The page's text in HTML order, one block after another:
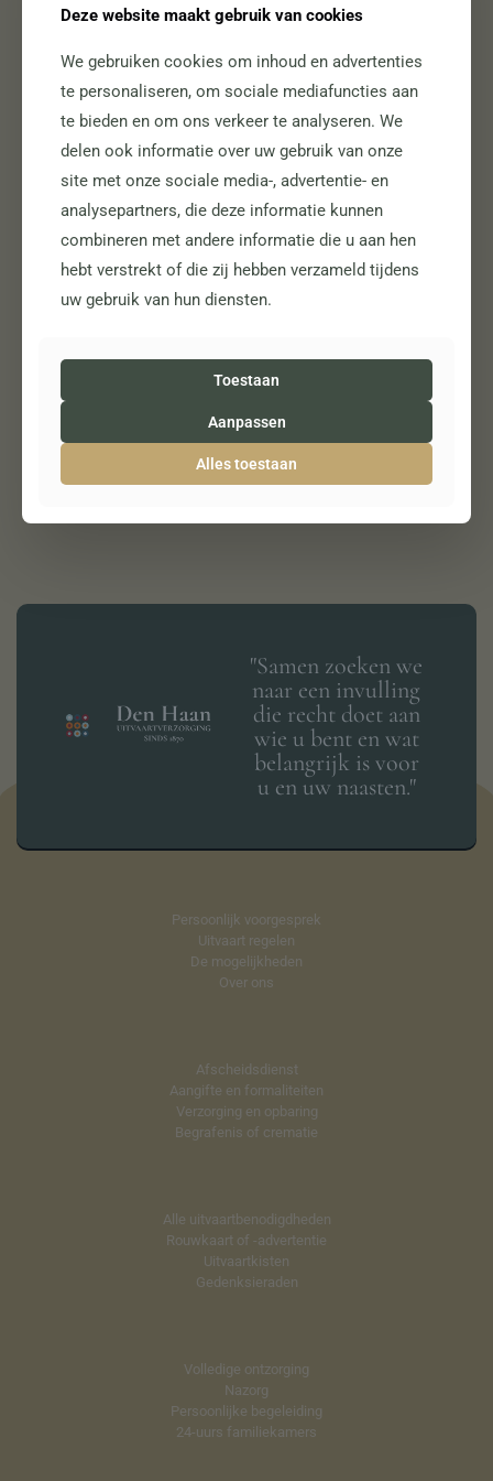
Verstrooien op een dierbare plek.
tastbare herinneringen.
Uw wensen bespreken
Heeft u al nagedacht over uw eigen afscheid? Het kan een
wat belangrijk is voor u en uw naasten.
Maak een afspraak voor een
kennismakingsgesprek
"Samen zoeken we
naar een invulling
die recht doet aan
wie u bent en wat
belangrijk is voor
u en uw naasten."
Persoonlijk voorgesprek
Uitvaart regelen
De mogelijkheden
Over ons
Afscheidsdienst
Aangifte en formaliteiten
Verzorging en opbaring
Begrafenis of crematie
Alle uitvaartbenodigdheden
Rouwkaart of -advertentie
Uitvaartkisten
Gedenksieraden
Volledige ontzorging
Nazorg
Persoonlijke begeleiding
24-uurs familiekamers
Deze website maakt gebruik van cookies
We gebruiken cookies om inhoud en advertenties
te personaliseren, om sociale mediafuncties aan
te bieden en om ons verkeer te analyseren. We
delen ook informatie over uw gebruik van onze
site met onze sociale media-, advertentie- en
analysepartners, die deze informatie kunnen
combineren met andere informatie die u aan hen
hebt verstrekt of die zij hebben verzameld tijdens
uw gebruik van hun diensten.
Toestaan
Aanpassen
Alles toestaan